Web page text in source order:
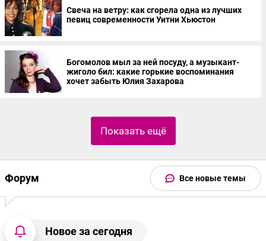
Свеча на ветру: как сгорела одна из лучших
певиц современности Уитни Хьюстон
Богомолов мыл за ней посуду, а музыкант-
жиголо бил: какие горькие воспоминания
хочет забыть Юлия Захарова
Показать ещё
Форум Все новые темы
Новое за сегодня